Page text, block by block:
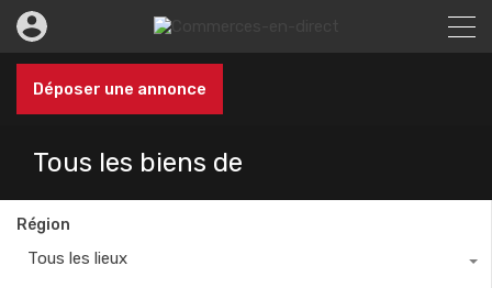
Déposer une annonce
Tous les biens de
Région
Tous les lieux